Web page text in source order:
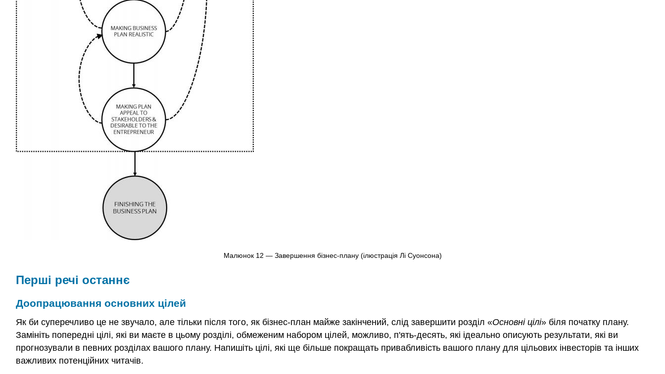
Малюнок 12 — Завершення бізнес-плану (ілюстрація Лі Суонсона)
Перші речі останнє
Доопрацювання основних цілей
Як би суперечливо це не звучало, але тільки після того, як бізнес-план майже закінчений, слід завершити розділ «Основні цілі» біля початку плану.
Замініть попередні цілі, які ви маєте в цьому розділі, обмеженим набором цілей, можливо, п'ять-десять, які ідеально описують результати, які ви
прогнозували в певних розділах вашого плану. Напишіть цілі, які ще більше покращать привабливість вашого плану для цільових інвесторів та інших
важливих потенційних читачів.